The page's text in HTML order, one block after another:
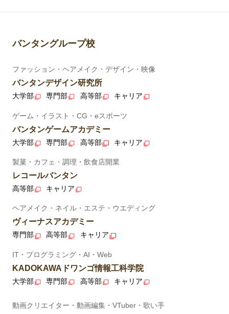
バンタングループ校
ファッション・ヘアメイク・デザイン・映像
バンタンデザイン研究所
大学部 専門部 高等部 キャリア
ゲーム・イラスト・CG・eスポーツ
バンタンゲームアカデミー
大学部 専門部 高等部 キャリア
製菓・カフェ・調理・飲食店開業
レコールバンタン
高等部 キャリア
ヘアメイク・ネイル・エステ・ウエディング
ヴィーナスアカデミー
専門部 高等部 キャリア
IT・プログラミング・AI・Web
KADOKAWAドワンゴ情報工科学院
大学部 専門部 高等部 キャリア
動画クリエイター・動画編集・VTuber・歌い手